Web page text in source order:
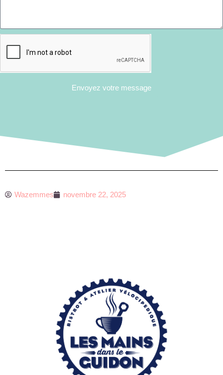
Envoyez votre message
Wazemmes novembre 22, 2025